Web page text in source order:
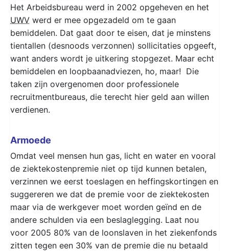
Het Arbeidsbureau werd in 2002 opgeheven en het
UWV werd er mee opgezadeld om te gaan
bemiddelen. Dat gaat door te eisen, dat je minstens
tientallen (desnoods verzonnen) sollicitaties opgeeft,
want anders wordt je uitkering stopgezet. Maar echt
bemiddelen en loopbaanadviezen, ho, maar! Die
taken zijn overgenomen door professionele
recruitmentbureaus, die terecht hier geld aan willen
verdienen.
Armoede
Omdat veel mensen hun gas, licht en water en vooral
de ziektekostenpremie niet op tijd kunnen betalen,
verzinnen we eerst toeslagen en heffingskortingen en
suggereren we dat de premie voor de ziektekosten
maar via de werkgever moet worden geïnd en de
andere schulden via een beslaglegging. Laat nou
voor 2005 80% van de loonslaven in het ziekenfonds
zitten tegen een 30% van de premie die nu betaald